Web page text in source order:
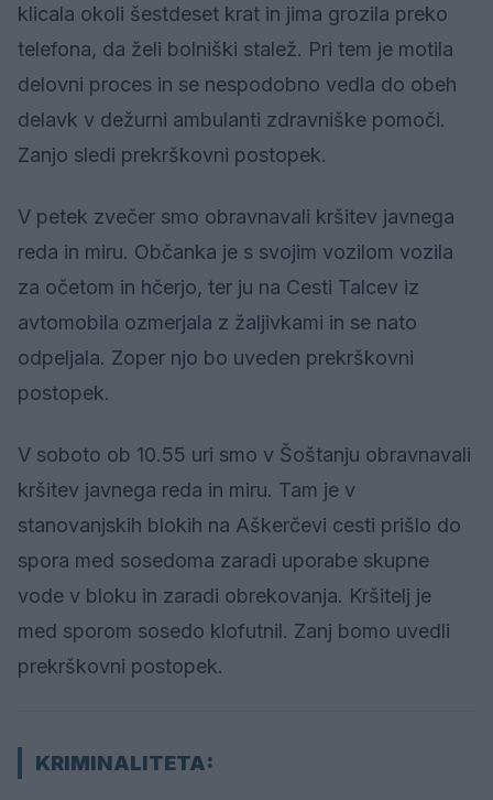
klicala okoli šestdeset krat in jima grozila preko
telefona, da želi bolniški stalež. Pri tem je motila
delovni proces in se nespodobno vedla do obeh
delavk v dežurni ambulanti zdravniške pomoči.
Zanjo sledi prekrškovni postopek.
V petek zvečer smo obravnavali kršitev javnega
reda in miru. Občanka je s svojim vozilom vozila
za očetom in hčerjo, ter ju na Cesti Talcev iz
avtomobila ozmerjala z žaljivkami in se nato
odpeljala. Zoper njo bo uveden prekrškovni
postopek.
V soboto ob 10.55 uri smo v Šoštanju obravnavali
kršitev javnega reda in miru. Tam je v
stanovanjskih blokih na Aškerčevi cesti prišlo do
spora med sosedoma zaradi uporabe skupne
vode v bloku in zaradi obrekovanja. Kršitelj je
med sporom sosedo klofutnil. Zanj bomo uvedli
prekrškovni postopek.
KRIMINALITETA: